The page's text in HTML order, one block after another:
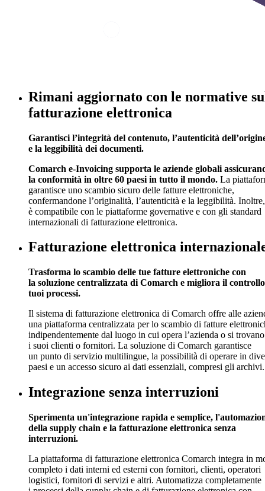
Rimani aggiornato con le normative
fatturazione elettronica
Garantisci l’integrità del contenuto, l’autenticità
e la leggibilità dei documenti.
Comarch e-Invoicing supporta le aziende globali
la conformità in oltre 60 paesi in tutto il mondo. La
garantisce uno scambio sicuro delle fatture elettroniche,
confermandone l’originalità, l’autenticità e la leggibilità. Inoltre,
è compatibile con le piattaforme governative e con gli standard
internazionali di fatturazione elettronica.
Fatturazione elettronica
Trasforma lo scambio delle tue fatture elettroniche con
la soluzione centralizzata di Comarch e migliora il
tuoi processi.
Il sistema di fatturazione elettronica di Comarch offre alle
una piattaforma centralizzata per lo scambio di fatture
indipendentemente dal luogo in cui opera l’azienda o si trovano
i suoi clienti o fornitori. La soluzione di Comarch garantisce
un punto di servizio multilingue, la possibilità di operare in
paesi e un accesso sicuro ai dati essenziali, compresi gli archivi.
Integrazione senza interruzioni
Sperimenta un'integrazione rapida e semplice,
della supply chain e la fatturazione elettronica senza
interruzioni.
La piattaforma di fatturazione elettronica Comarch integra in
completo i dati interni ed esterni con fornitori, clienti, operatori
logistici, fornitori di servizi e altri. Automatizza completamente